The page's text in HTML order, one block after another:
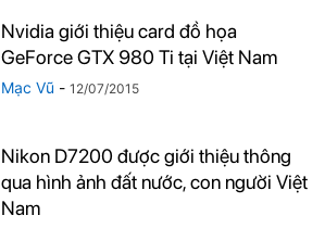
Nvidia giới thiệu card đồ họa
GeForce GTX 980 Ti tại Việt Nam
Mạc Vũ - 12/07/2015
Nikon D7200 được giới thiệu thông
qua hình ảnh đất nước, con người Việt
Nam